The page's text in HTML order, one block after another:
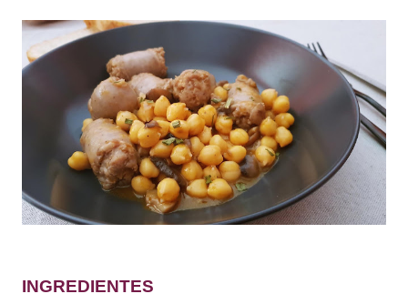
INGREDIENTES